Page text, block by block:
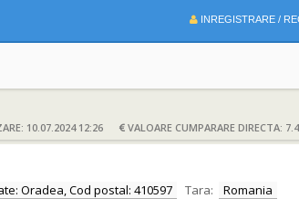
INREGISTRARE /
10.07.2024 12:26 VALOARE CUMPARARE DIRECTA:
Oradea, Cod postal: 410597 Tara:
Romania